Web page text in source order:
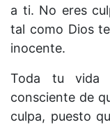
a ti. No eres
tal como Dios
inocente.
Toda tu vida
consciente de
culpa, puesto